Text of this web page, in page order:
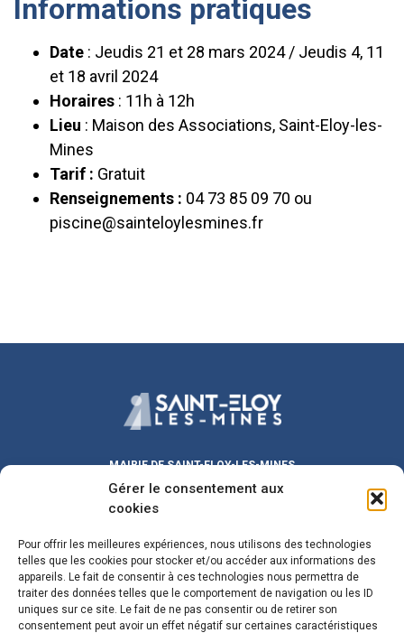
Gérer le consentement aux
cookies
Pour offrir les meilleures expériences, nous utilisons des technologies
telles que les cookies pour stocker et/ou accéder aux informations des
appareils. Le fait de consentir à ces technologies nous permettra de
traiter des données telles que le comportement de navigation ou les ID
uniques sur ce site. Le fait de ne pas consentir ou de retirer son
consentement peut avoir un effet négatif sur certaines caractéristiques
Informations pratiques
Date : Jeudis 21 et 28 mars 2024 / Jeudis 4, 11
et 18 avril 2024
Horaires : 11h à 12h
Lieu : Maison des Associations, Saint-Eloy-les-
Mines
Tarif : Gratuit
Renseignements : 04 73 85 09 70 ou
piscine@sainteloylesmines.fr
MAIRIE DE SAINT-ELOY-LES-MINES
Place Michel DUVAL
9h00 – 12h00/ 13h30 – 17h30
Samedi :9h00 – 12h00
Fermeture le mercredi matin
maire@sainteloylesmines.fr